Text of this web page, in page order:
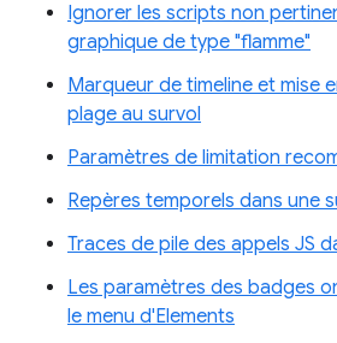
Ignorer les scripts non
graphique de type "flamme"
Marqueur de timeline et mise
plage au survol
Paramètres de limitation
Repères temporels dans une
Traces de pile des appels JS
Les paramètres des badges
le menu d'Elements